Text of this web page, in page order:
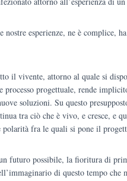
esperienze, ne è complice,
il vivente, attorno al quale si
processo progettuale, rende
soluzioni. Su questo
tra ciò che è vivo, e cresce, e
polarità fra le quali si pone il
futuro possibile, la fioritura di
di questo tempo che